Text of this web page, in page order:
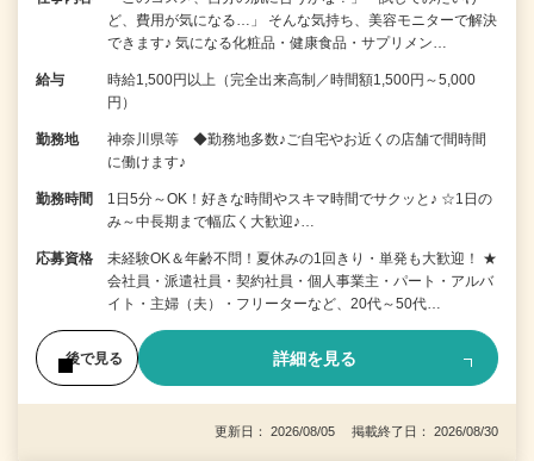
ど、費用が気になる…」 そんな気持ち、美容モニターで解決
できます♪ 気になる化粧品・健康食品・サプリメン…
給与
時給1,500円以上（完全出来高制／時間額1,500円～5,000
円）
勤務地
神奈川県等 ◆勤務地多数♪ご自宅やお近くの店舗で間時間
に働けます♪
勤務時間
1日5分～OK！好きな時間やスキマ時間でサクッと♪ ☆1日の
み～中長期まで幅広く大歓迎♪…
応募資格
未経験OK＆年齢不問！夏休みの1回きり・単発も大歓迎！ ★
会社員・派遣社員・契約社員・個人事業主・パート・アルバ
イト・主婦（夫）・フリーターなど、20代～50代…
後で見る 詳細を見る
更新日： 2026/08/05 掲載終了日： 2026/08/30